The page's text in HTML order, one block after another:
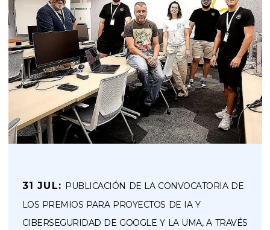
31 JUL: PUBLICACIÓN DE LA CONVOCATORIA DE
LOS PREMIOS PARA PROYECTOS DE IA Y
CIBERSEGURIDAD DE GOOGLE Y LA UMA, A TRAVÉS